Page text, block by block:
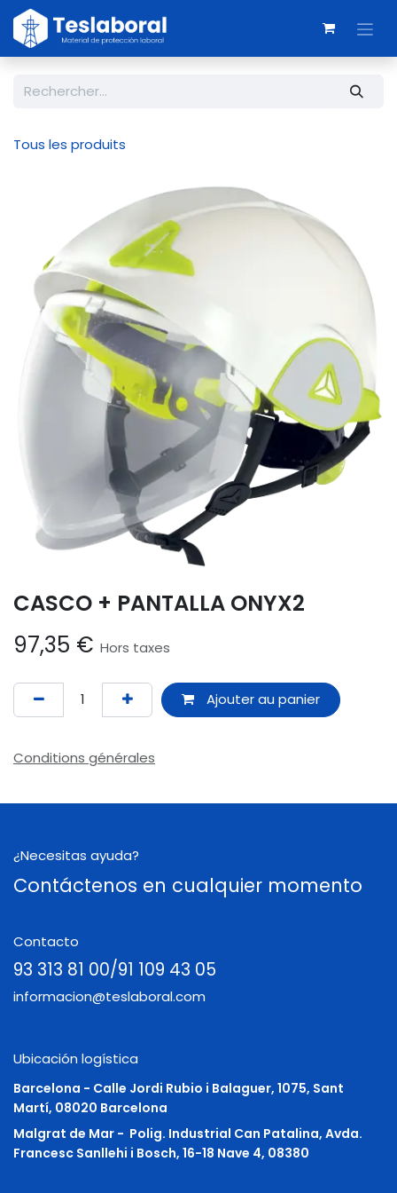
Se rendre au contenu
Tous les produits
CASCO + PANTALLA ONYX2
97,35 € Hors taxes
Ajouter au panier
Conditions générales
¿Necesitas ayuda?
Contáctenos en cualquier momento
Contacto
93 313 81 00/91 109 43 05
informacion@teslaboral.com
Ubicación logística
Barcelona - Calle Jordi Rubio i Balaguer, 1075, Sant
Martí, 08020 Barcelona
Malgrat de Mar - Polig. Industrial Can Patalina, Avda.
Francesc Sanllehi i Bosch, 16-18 Nave 4, 08380